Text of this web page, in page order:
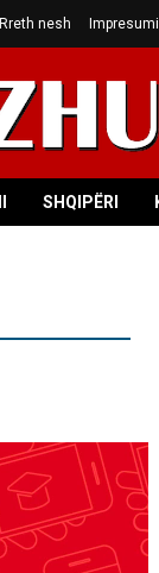
Rreth nesh Impresumi
SHQIPËRI